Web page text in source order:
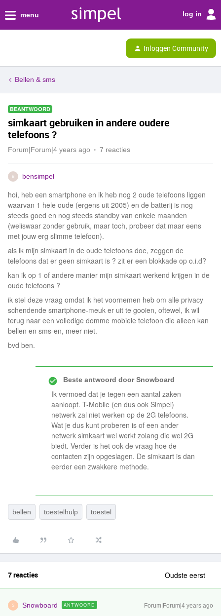
menu log in
Inloggen Community
Bellen & sms
BEANTWOORD
simkaart gebruiken in andere oudere
telefoons ?
Forum|Forum|4 years ago 7 reacties
B bensimpel
hoi, heb een smartphone en ik heb nog 2 oude telefoons liggen
waarvan 1 hele oude (ergens uit 2005) en de batterij is nog
steeds goed en nog steeds standby van enkele maanden
(weliswaar zonder gebruik, maar toch, probeer dat maar eens
met jouw erg slimme telefoon).
als ik mijn simkaart in de oude telefoons doe, zeggen de
telefoons dat er geen simkaart is ? zit er een blokkade op o.i.d?
kan ik op 1 of andere manier mijn simkaart werkend krijgen in de
oude telefoons ?
ik stel deze vraag omdat ik het voornemen heb om alle privacy
schendende smartphone-meuk er uit te gooien, oftewel, ik wil
terug naar een volledige domme mobiele telefoon die alleen kan
bellen en sms-en, meer niet.
bvd ben.
Beste antwoord doorSnowboard
Ik vermoed dat je tegen een aantal zaken
aanloopt. T-Mobile (en dus ook Simpel)
netwerk zal niet werken op de 2G telefoons.
Wat je dus kunt proberen is of een ander
netwerk simkaart wel werkt zolang die wel 2G
biedt. Verder is het ook de vraag hoe de
contacten zijn opgeslagen. De simkaart is dan
eerder een zwakkere methode.
bellen toestelhulp toestel
7 reacties Oudste eerst
S Snowboard ANTWOORD Forum|Forum|4 years ago